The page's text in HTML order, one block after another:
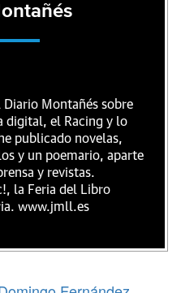
Montañés sobre
digital, el Racing y lo
publicado novelas,
y un poemario, aparte
y revistas.
la Feria del Libro
www.jmll.es